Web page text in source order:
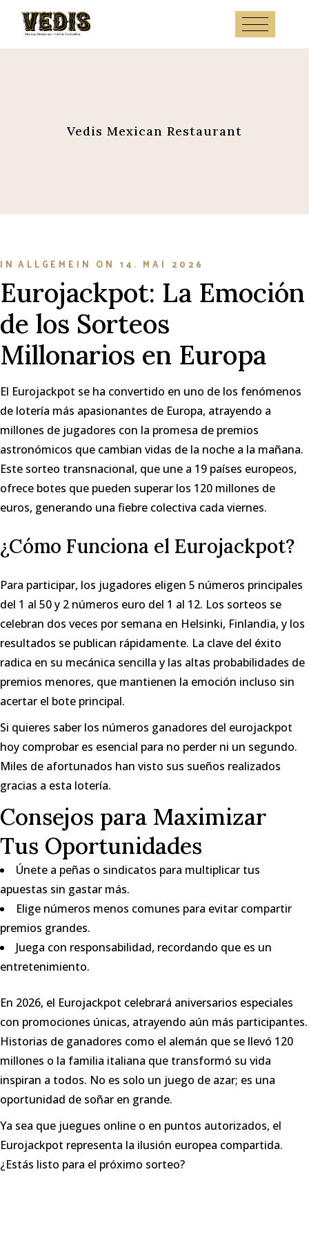
content
Vedis Mexican Restaurant
IN ALLGEMEIN ON 14. MAI 2026
Eurojackpot: La Emoción
de los Sorteos
Millonarios en Europa
El Eurojackpot se ha convertido en uno de los fenómenos
de lotería más apasionantes de Europa, atrayendo a
millones de jugadores con la promesa de premios
astronómicos que cambian vidas de la noche a la mañana.
Este sorteo transnacional, que une a 19 países europeos,
ofrece botes que pueden superar los 120 millones de
euros, generando una fiebre colectiva cada viernes.
¿Cómo Funciona el Eurojackpot?
Para participar, los jugadores eligen 5 números principales
del 1 al 50 y 2 números euro del 1 al 12. Los sorteos se
celebran dos veces por semana en Helsinki, Finlandia, y los
resultados se publican rápidamente. La clave del éxito
radica en su mecánica sencilla y las altas probabilidades de
premios menores, que mantienen la emoción incluso sin
acertar el bote principal.
Si quieres saber los números ganadores del eurojackpot
hoy comprobar es esencial para no perder ni un segundo.
Miles de afortunados han visto sus sueños realizados
gracias a esta lotería.
Consejos para Maximizar
Tus Oportunidades
Únete a peñas o sindicatos para multiplicar tus
apuestas sin gastar más.
Elige números menos comunes para evitar compartir
premios grandes.
Juega con responsabilidad, recordando que es un
entretenimiento.
En 2026, el Eurojackpot celebrará aniversarios especiales
con promociones únicas, atrayendo aún más participantes.
Historias de ganadores como el alemán que se llevó 120
millones o la familia italiana que transformó su vida
inspiran a todos. No es solo un juego de azar; es una
oportunidad de soñar en grande.
Ya sea que juegues online o en puntos autorizados, el
Eurojackpot representa la ilusión europea compartida.
¿Estás listo para el próximo sorteo?